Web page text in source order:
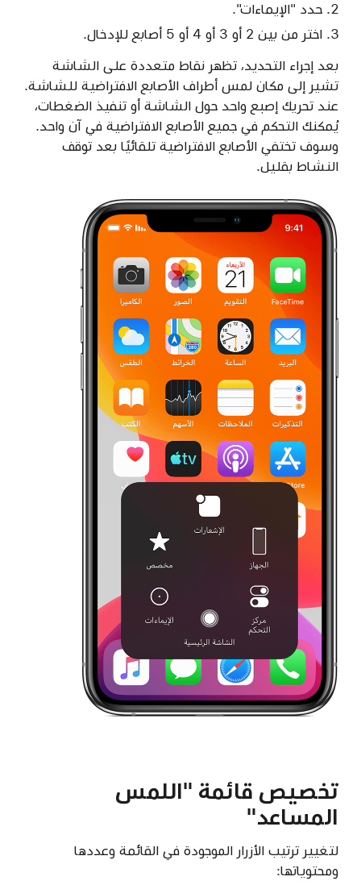
حدد "الإيماءات".
اختر من بين 2 أو 3 أو 4 أو 5 أصابع للإدخال.
بعد إجراء التحديد، تظهر نقاط متعددة على الشاشة
تشير إلى مكان لمس أطراف الأصابع الافتراضية للشاشة.
عند تحريك إصبع واحد حول الشاشة أو تنفيذ الضغطات،
يُمكنك التحكم في جميع الأصابع الافتراضية في آن واحد.
وسوف تختفي الأصابع الافتراضية تلقائيًا بعد توقف
النشاط بقليل.
تخصيص قائمة "اللمس
المساعد"
لتغيير ترتيب الأزرار الموجودة في القائمة وعددها
ومحتوياتها: